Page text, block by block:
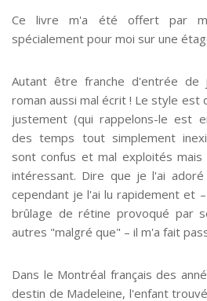
Ce livre m'a été offert par
spécialement pour moi sur une
Autant être franche d'entrée de
roman aussi mal écrit ! Le style est
justement (qui rappelons-le est
des temps tout simplement
sont confus et mal exploités
intéressant. Dire que je l'ai
cependant je l'ai lu rapidement et
brûlage de rétine provoqué par
autres "malgré que" – il m'a fait
Dans le Montréal français des
destin de Madeleine, l'enfant